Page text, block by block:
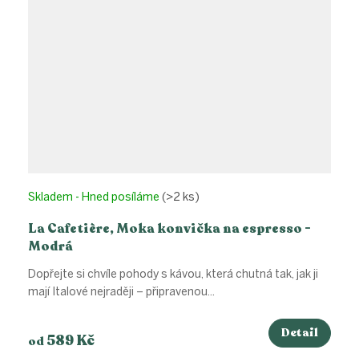
La Cafetière, Moka konvička na espresso -
Modrá
Skladem - Hned posíláme (>2 ks)
od 589 Kč Detail
Dopřejte si chvíle pohody s kávou, která chutná tak, jak ji
mají Italové nejraději – připravenou...